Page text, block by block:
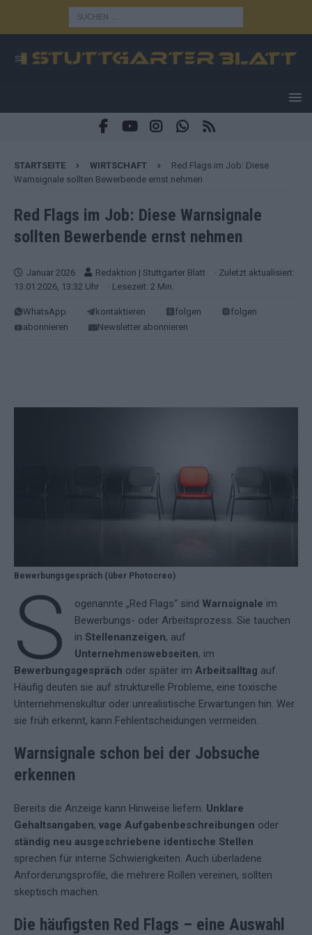
STARTSEITE WIRTSCHAFT
Red Flags im Job: Diese
Warnsignale sollten Bewerbende ernst nehmen
Red Flags im Job: Diese Warnsignale
sollten Bewerbende ernst nehmen
Januar 2026 Redaktion | Stuttgarter Blatt
· Zuletzt aktualisiert:
13.01.2026, 13:32 Uhr
· Lesezeit: 2 Min.
WhatsApp kontaktieren folgen
folgen
abonnieren
Newsletter abonnieren
Bewerbungsgespräch (über Photocreo)
S ogenannte „Red Flags“ sind Warnsignale im
Bewerbungs- oder Arbeitsprozess. Sie tauchen
in Stellenanzeigen, auf
Unternehmenswebseiten, im
Bewerbungsgespräch oder später im Arbeitsalltag auf.
Häufig deuten sie auf strukturelle Probleme, eine toxische
Unternehmenskultur oder unrealistische Erwartungen hin. Wer
sie früh erkennt, kann Fehlentscheidungen vermeiden.
Warnsignale schon bei der Jobsuche
erkennen
Bereits die Anzeige kann Hinweise liefern. Unklare
Gehaltsangaben, vage Aufgabenbeschreibungen oder
ständig neu ausgeschriebene identische Stellen
sprechen für interne Schwierigkeiten. Auch überladene
Anforderungsprofile, die mehrere Rollen vereinen, sollten
skeptisch machen.
Die häufigsten Red Flags – eine Auswahl